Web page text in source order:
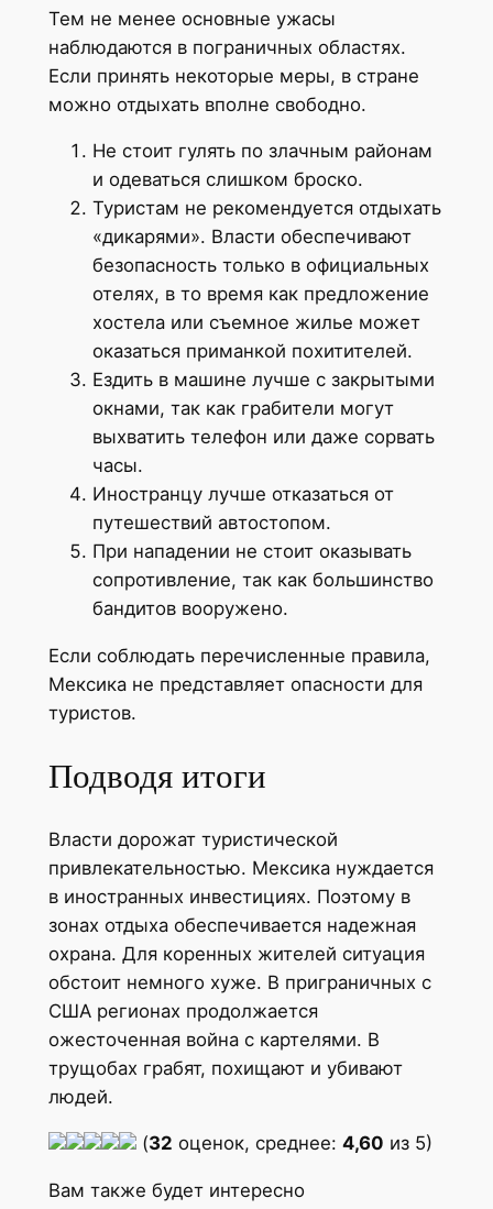
Тем не менее основные ужасы
наблюдаются в пограничных областях.
Если принять некоторые меры, в стране
можно отдыхать вполне свободно.
Не стоит гулять по злачным районам
и одеваться слишком броско.
Туристам не рекомендуется отдыхать
«дикарями». Власти обеспечивают
безопасность только в официальных
отелях, в то время как предложение
хостела или съемное жилье может
оказаться приманкой похитителей.
Ездить в машине лучше с закрытыми
окнами, так как грабители могут
выхватить телефон или даже сорвать
часы.
Иностранцу лучше отказаться от
путешествий автостопом.
При нападении не стоит оказывать
сопротивление, так как большинство
бандитов вооружено.
Если соблюдать перечисленные правила,
Мексика не представляет опасности для
туристов.
Подводя итоги
Власти дорожат туристической
привлекательностью. Мексика нуждается
в иностранных инвестициях. Поэтому в
зонах отдыха обеспечивается надежная
охрана. Для коренных жителей ситуация
обстоит немного хуже. В приграничных с
США регионах продолжается
ожесточенная война с картелями. В
трущобах грабят, похищают и убивают
людей.
(32 оценок, среднее: 4,60 из 5)
Вам также будет интересно